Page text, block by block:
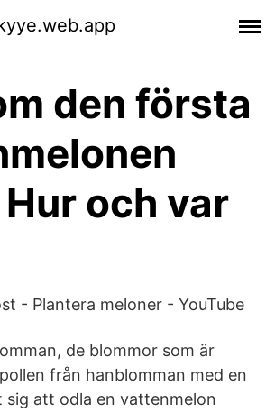
den första
och var
- Plantera meloner - YouTube
de blommor som är
från hanblomman med en
sig att odla en vattenmelon